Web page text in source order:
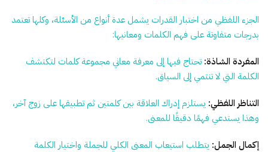
الجزء اللفظي من اختبار القدرات يشمل عدة أنواع من الأسئلة، وكلها تعتمد
بدرجات متفاوتة على فهم الكلمات ومعانيها:
المفردة الشاذة: تحتاج فيها إلى معرفة معاني مجموعة كلمات لتكتشف
الكلمة التي لا تنتمي إلى السياق.
التناظر اللفظي: يستلزم إدراك العلاقة بين كلمتين ثم تطبيقها على زوج آخر،
وهذا يستدعي فهمًا دقيقًا للمعنى.
إكمال الجمل: يتطلب استيعاب المعنى الكلي للجملة واختيار الكلمة